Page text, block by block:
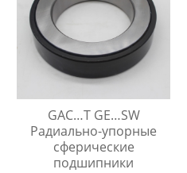
GAC…T GE…SW
Радиально-упорные
сферические
подшипники